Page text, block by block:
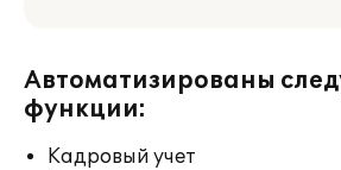
Автоматизированы
функции:
Кадровый учет